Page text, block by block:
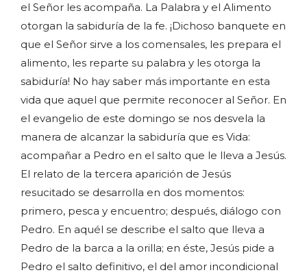
el Señor les acompaña. La Palabra y el Alimento
otorgan la sabiduría de la fe. ¡Dichoso banquete en
que el Señor sirve a los comensales, les prepara el
alimento, les reparte su palabra y les otorga la
sabiduría! No hay saber más importante en esta
vida que aquel que permite reconocer al Señor. En
el evangelio de este domingo se nos desvela la
manera de alcanzar la sabiduría que es Vida:
acompañar a Pedro en el salto que le lleva a Jesús.
El relato de la tercera aparición de Jesús
resucitado se desarrolla en dos momentos:
primero, pesca y encuentro; después, diálogo con
Pedro. En aquél se describe el salto que lleva a
Pedro de la barca a la orilla; en éste, Jesús pide a
Pedro el salto definitivo, el del amor incondicional